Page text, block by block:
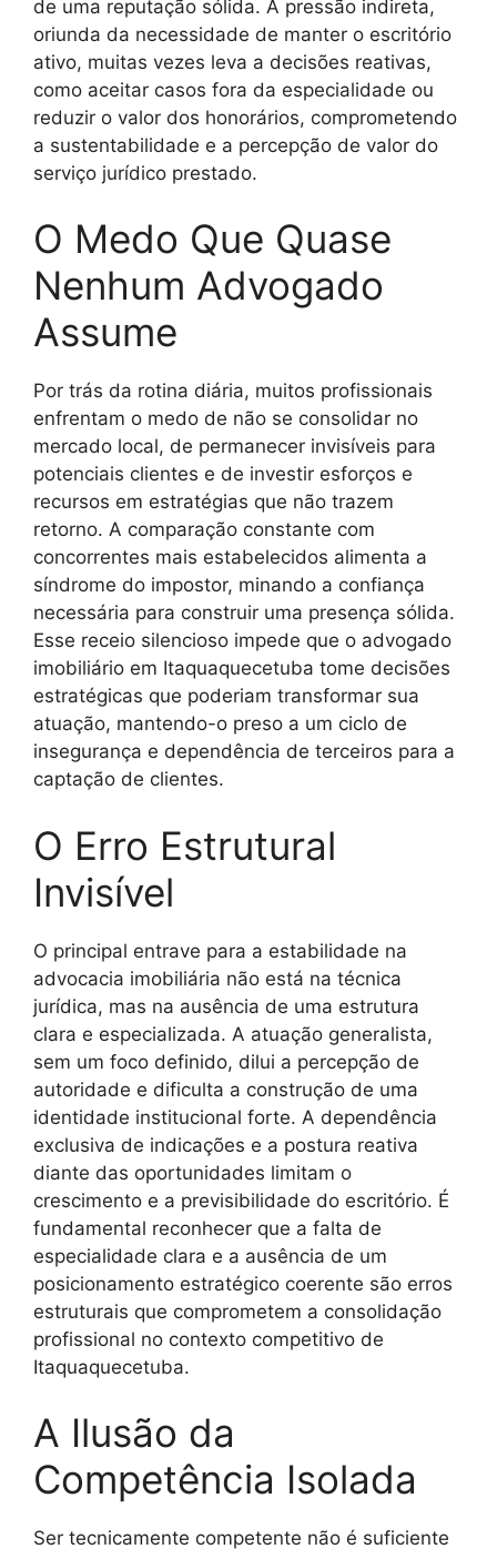
de uma reputação sólida. A pressão indireta,
oriunda da necessidade de manter o escritório
ativo, muitas vezes leva a decisões reativas,
como aceitar casos fora da especialidade ou
reduzir o valor dos honorários, comprometendo
a sustentabilidade e a percepção de valor do
serviço jurídico prestado.
O Medo Que Quase
Nenhum Advogado
Assume
Por trás da rotina diária, muitos profissionais
enfrentam o medo de não se consolidar no
mercado local, de permanecer invisíveis para
potenciais clientes e de investir esforços e
recursos em estratégias que não trazem
retorno. A comparação constante com
concorrentes mais estabelecidos alimenta a
síndrome do impostor, minando a confiança
necessária para construir uma presença sólida.
Esse receio silencioso impede que o advogado
imobiliário em Itaquaquecetuba tome decisões
estratégicas que poderiam transformar sua
atuação, mantendo-o preso a um ciclo de
insegurança e dependência de terceiros para a
captação de clientes.
O Erro Estrutural
Invisível
O principal entrave para a estabilidade na
advocacia imobiliária não está na técnica
jurídica, mas na ausência de uma estrutura
clara e especializada. A atuação generalista,
sem um foco definido, dilui a percepção de
autoridade e dificulta a construção de uma
identidade institucional forte. A dependência
exclusiva de indicações e a postura reativa
diante das oportunidades limitam o
crescimento e a previsibilidade do escritório. É
fundamental reconhecer que a falta de
especialidade clara e a ausência de um
posicionamento estratégico coerente são erros
estruturais que comprometem a consolidação
profissional no contexto competitivo de
Itaquaquecetuba.
A Ilusão da
Competência Isolada
Ser tecnicamente competente não é suficiente